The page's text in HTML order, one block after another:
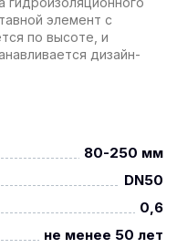
элемент с
по высоте, и
дизайн-
80-250 мм
DN50
0,6
не менее 50 лет